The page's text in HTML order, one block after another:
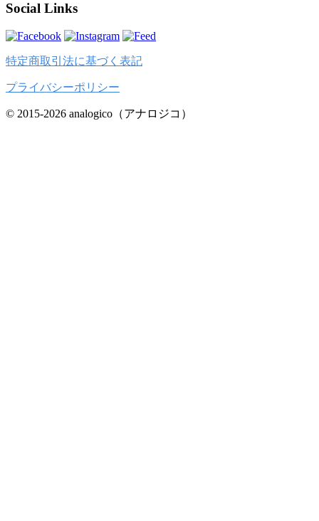
Social Links
特定商取引法に基づく表記
プライバシーポリシー
© 2015-2026 analogico（アナロジコ）